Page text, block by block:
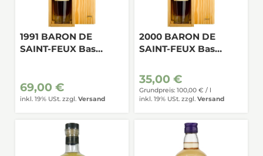
1991 BARON DE
SAINT-FEUX Bas
69,00 €
inkl. 19% USt. zzgl. Versand
2000 BARON DE
SAINT-FEUX Bas
35,00 €
Grundpreis: 100,00 € / l
inkl. 19% USt. zzgl. Versand